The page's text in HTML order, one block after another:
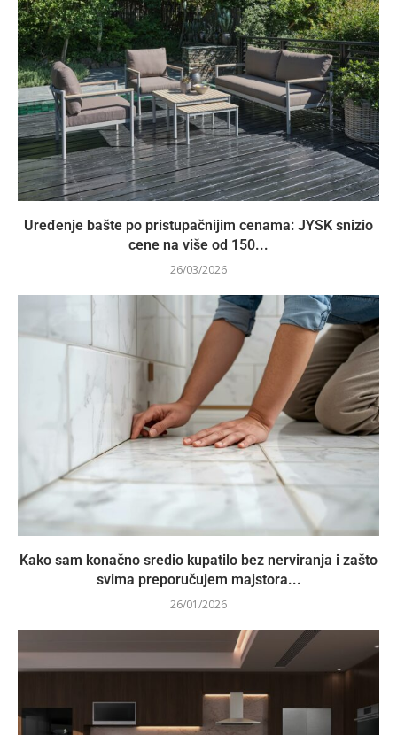
Uređenje bašte po pristupačnijim cenama: JYSK snizio
cene na više od 150...
26/03/2026
Kako sam konačno sredio kupatilo bez nerviranja i zašto
svima preporučujem majstora...
26/01/2026